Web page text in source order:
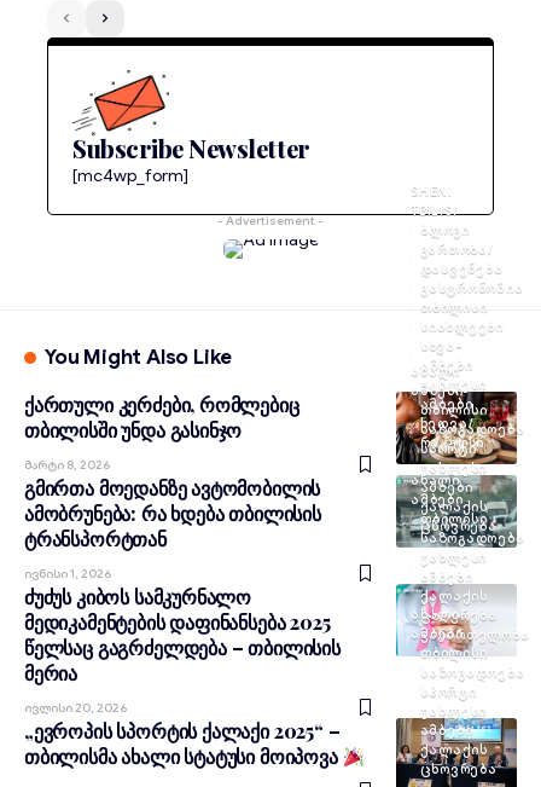
Subscribe Newsletter
[mc4wp_form]
- Advertisement -
You Might Also Like
SHENI
TBILISI
ᲑᲚᲝᲒᲘ
ᲒᲐᲠᲗᲝᲑᲐ/
ᲓᲐᲡᲕᲔᲜᲔᲑᲐ
ᲒᲐᲡᲢᲠᲝᲜᲝᲛᲘᲐ
ᲗᲑᲘᲚᲘᲡᲘ
ᲡᲘᲐᲮᲚᲔᲔᲑᲘ
ᲡᲮᲕᲐ-
ᲐᲛᲑᲔᲑᲘ
ᲣᲐᲮᲚᲔᲡᲘ
ᲐᲛᲑᲔᲑᲘ
ᲮᲔᲓᲕᲐ/
ᲠᲐᲙᲣᲠᲡᲘ
ქართული კერძები, რომლებიც
თბილისში უნდა გასინჯო
Მარტი 8, 2026
ᲐᲮᲐᲚᲘ
ᲐᲛᲑᲔᲑᲘ
ᲗᲑᲘᲚᲘᲡᲘ
ᲡᲐᲖᲝᲒᲐᲓᲝᲔᲑᲐ
ᲡᲞᲝᲠᲢᲘ
ᲣᲐᲮᲚᲔᲡᲘ
ᲐᲛᲑᲔᲑᲘ
ᲥᲐᲚᲐᲥᲘᲡ
ᲪᲮᲝᲕᲠᲔᲑᲐ
გმირთა მოედანზე ავტომობილის
ამობრუნება: რა ხდება თბილისის
ტრანსპორტთან
Ივნისი 1, 2026
ᲐᲮᲐᲚᲘ
ᲐᲛᲑᲔᲑᲘ
ᲗᲑᲘᲚᲘᲡᲘ
ᲡᲐᲖᲝᲒᲐᲓᲝᲔᲑᲐ
ᲣᲐᲮᲚᲔᲡᲘ
ᲐᲛᲑᲔᲑᲘ
ᲥᲐᲚᲐᲥᲘᲡ
ᲪᲮᲝᲕᲠᲔᲑᲐ
ᲯᲐᲜᲛᲠᲗᲔᲚᲝᲑᲐ
ძუძუს კიბოს სამკურნალო
მედიკამენტების დაფინანსება 2025
წელსაც გაგრძელდება – თბილისის
მერია
Ივლისი 20, 2026
ᲐᲮᲐᲚᲘ
ᲐᲛᲑᲔᲑᲘ
ᲗᲑᲘᲚᲘᲡᲘ
ᲡᲐᲖᲝᲒᲐᲓᲝᲔᲑᲐ
ᲡᲞᲝᲠᲢᲘ
ᲣᲐᲮᲚᲔᲡᲘ
ᲐᲛᲑᲔᲑᲘ
ᲥᲐᲚᲐᲥᲘᲡ
ᲪᲮᲝᲕᲠᲔᲑᲐ
„ევროპის სპორტის ქალაქი 2025“ –
თბილისმა ახალი სტატუსი მოიპოვა